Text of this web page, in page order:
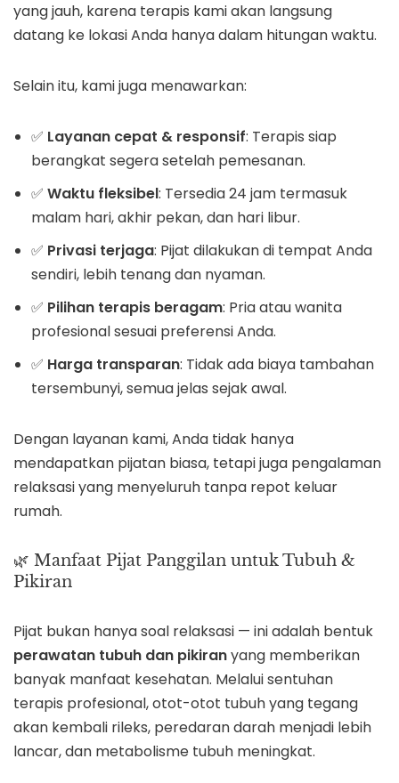
yang jauh, karena terapis kami akan langsung
datang ke lokasi Anda hanya dalam hitungan waktu.
Selain itu, kami juga menawarkan:
✅ Layanan cepat & responsif: Terapis siap
berangkat segera setelah pemesanan.
✅ Waktu fleksibel: Tersedia 24 jam termasuk
malam hari, akhir pekan, dan hari libur.
✅ Privasi terjaga: Pijat dilakukan di tempat Anda
sendiri, lebih tenang dan nyaman.
✅ Pilihan terapis beragam: Pria atau wanita
profesional sesuai preferensi Anda.
✅ Harga transparan: Tidak ada biaya tambahan
tersembunyi, semua jelas sejak awal.
Dengan layanan kami, Anda tidak hanya
mendapatkan pijatan biasa, tetapi juga pengalaman
relaksasi yang menyeluruh tanpa repot keluar
rumah.
🌿 Manfaat Pijat Panggilan untuk Tubuh &
Pikiran
Pijat bukan hanya soal relaksasi — ini adalah bentuk
perawatan tubuh dan pikiranyang memberikan
banyak manfaat kesehatan. Melalui sentuhan
terapis profesional, otot-otot tubuh yang tegang
akan kembali rileks, peredaran darah menjadi lebih
lancar, dan metabolisme tubuh meningkat.